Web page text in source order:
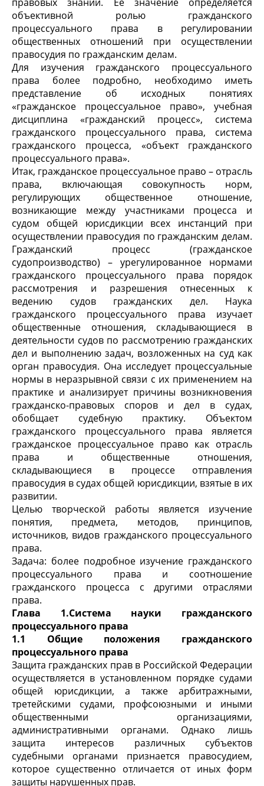
объективной ролью гражданского
процессуального права в регулировании
общественных отношений при осуществлении
правосудия по гражданским делам.
Для изучения гражданского процессуального
права более подробно, необходимо иметь
представление об исходных понятиях
«гражданское процессуальное право», учебная
дисциплина «гражданский процесс», система
гражданского процессуального права, система
гражданского процесса, «объект гражданского
процессуального права».
Итак, гражданское процессуальное право – отрасль
права, включающая совокупность норм,
регулирующих общественное отношение,
возникающие между участниками процесса и
судом общей юрисдикции всех инстанций при
осуществлении правосудия по гражданским делам.
Гражданский процесс (гражданское
судопроизводство) – урегулированное нормами
гражданского процессуального права порядок
рассмотрения и разрешения отнесенных к
ведению судов гражданских дел. Наука
гражданского процессуального права изучает
общественные отношения, складывающиеся в
деятельности судов по рассмотрению гражданских
дел и выполнению задач, возложенных на суд как
орган правосудия. Она исследует процессуальные
нормы в неразрывной связи с их применением на
практике и анализирует причины возникновения
гражданско-правовых споров и дел в судах,
обобщает судебную практику. Объектом
гражданского процессуального права является
гражданское процессуальное право как отрасль
права и общественные отношения,
складывающиеся в процессе отправления
правосудия в судах общей юрисдикции, взятые в их
развитии.
Целью творческой работы является изучение
понятия, предмета, методов, принципов,
источников, видов гражданского процессуального
права.
Задача: более подробное изучение гражданского
процессуального права и соотношение
гражданского процесса с другими отраслями
права.
Глава 1.Система науки гражданского
процессуального права
1.1 Общие положения гражданского
процессуального права
Защита гражданских прав в Российской Федерации
осуществляется в установленном порядке судами
общей юрисдикции, а также арбитражными,
третейскими судами, профсоюзными и иными
общественными организациями,
административными органами. Однако лишь
защита интересов различных субъектов
судебными органами признается правосудием,
которое существенно отличается от иных форм
защиты нарушенных прав.